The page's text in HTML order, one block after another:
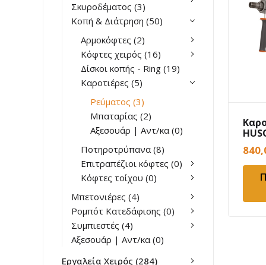
Σκυροδέματος (3)
Κοπή & Διάτρηση (50)
Αρμοκόφτες (2)
Κόφτες χειρός (16)
Δίσκοι κοπής - Ring (19)
Καροτιέρες (5)
Ρεύματος (3)
Μπαταρίας (2)
Αξεσουάρ | Αντ/κα (0)
Ποτηροτρύπανα (8)
Επιτραπέζιοι κόφτες (0)
Κόφτες τοίχου (0)
Μπετονιέρες (4)
Ρομπότ Κατεδάφισης (0)
Συμπιεστές (4)
Αξεσουάρ | Αντ/κα (0)
Εργαλεία Χειρός (284)
2kW